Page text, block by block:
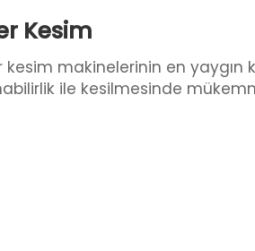
Kesim
makinelerinin en
ile kesilmesinde